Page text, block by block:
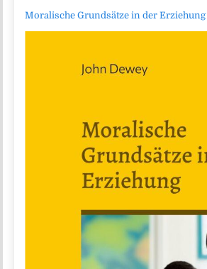
Moralische Grundsätze in der Erziehung